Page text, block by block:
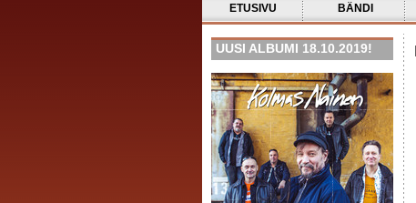
ETUSIVU BÄNDI
UUSI ALBUMI 18.10.2019!